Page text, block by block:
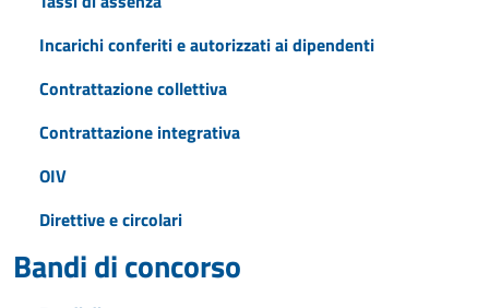
Incarichi conferiti e autorizzati ai dipendenti
Contrattazione collettiva
Contrattazione integrativa
OIV
Direttive e circolari
Bandi di concorso